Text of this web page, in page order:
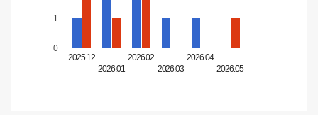
2025.12
2026.01
2026.02
2026.03
2026.04
2026.05
0
1